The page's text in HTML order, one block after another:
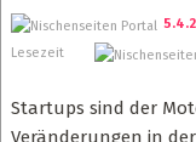
Lesezeit
Startups sind der
Veränderungen in